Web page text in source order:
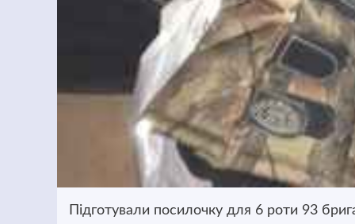
Підготували посилочку для 6 роти 93